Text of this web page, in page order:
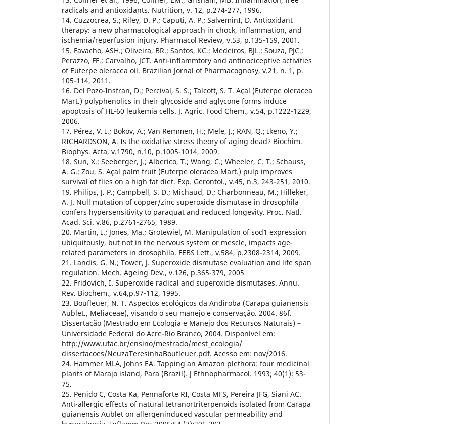
radicals and antioxidants. Nutrition, v. 12, p.274-277, 1996.
14. Cuzzocrea, S.; Riley, D. P.; Caputi, A. P.; SalveminI, D. Antioxidant
therapy: a new pharmacological approach in chock, inflammation, and
ischemia/reperfusion injury. Pharmacol Review, v.53, p.135-159, 2001.
15. Favacho, ASH.; Oliveira, BR.; Santos, KC.; Medeiros, BJL.; Souza, PJC.;
Perazzo, FF.; Carvalho, JCT. Anti-inflammtory and antinociceptive activities
of Euterpe oleracea oil. Brazilian Jornal of Pharmacognosy, v.21, n. 1, p.
105-114, 2011.
16. Del Pozo-Insfran, D.; Percival, S. S.; Talcott, S. T. Açaí (Euterpe oleracea
Mart.) polyphenolics in their glycoside and aglycone forms induce
apoptosis of HL-60 leukemia cells. J. Agric. Food Chem., v.54, p.1222-1229,
2006.
17. Pérez, V. I.; Bokov, A.; Van Remmen, H.; Mele, J.; RAN, Q.; Ikeno, Y.;
RICHARDSON, A. Is the oxidative stress theory of aging dead? Biochim.
Biophys. Acta, v.1790, n.10, p.1005-1014, 2009.
18. Sun, X.; Seeberger, J.; Alberico, T.; Wang, C.; Wheeler, C. T.; Schauss,
A. G.; Zou, S. Açaí palm fruit (Euterpe oleracea Mart.) pulp improves
survival of flies on a high fat diet. Exp. Gerontol., v.45, n.3, 243-251, 2010.
19. Philips, J. P.; Campbell, S. D.; Michaud, D.; Charbonneau, M.; Hilleker,
A. J. Null mutation of copper/zinc superoxide dismutase in drosophila
confers hypersensitivity to paraquat and reduced longevity. Proc. Natl.
Acad. Sci. v.86, p.2761-2765, 1989.
20. Martin, I.; Jones, Ma.; Grotewiel, M. Manipulation of sod1 expression
ubiquitously, but not in the nervous system or mescle, impacts age-
related parameters in drosophila. FEBS Lett., v.584, p.2308-2314, 2009.
21. Landis, G. N.; Tower, J. Superoxide dismutase evaluation and life span
regulation. Mech. Ageing Dev., v.126, p.365-379, 2005
22. Fridovich, I. Superoxide radical and superoxide dismutases. Annu.
Rev. Biochem., v.64,p.97-112, 1995.
23. Boufleuer, N. T. Aspectos ecológicos da Andiroba (Carapa guianensis
Aublet., Meliaceae), visando o seu manejo e conservação. 2004. 86f.
Dissertação (Mestrado em Ecologia e Manejo dos Recursos Naturais) –
Universidade Federal do Acre-Rio Branco, 2004. Disponível em:
http://www.ufac.br/ensino/mestrado/mest_ecologia/
dissertacoes/NeuzaTeresinhaBoufleuer.pdf. Acesso em: nov/2016.
24. Hammer MLA, Johns EA. Tapping an Amazon plethora: four medicinal
plants of Marajo island, Para (Brazil). J Ethnopharmacol. 1993; 40(1): 53-
75.
25. Penido C, Costa Ka, Pennaforte RI, Costa MFS, Pereira JFG, Siani AC.
Anti-allergic effects of natural tetranortriterpenoids isolated from Carapa
guianensis Aublet on allergeninduced vascular permeability and